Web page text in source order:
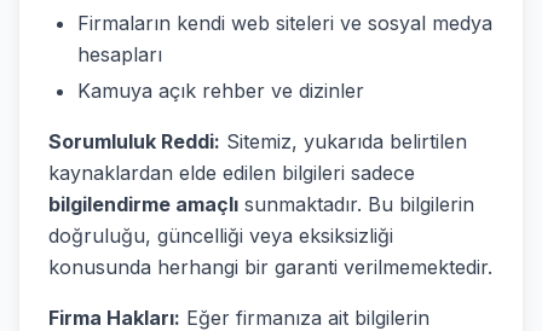
Firmaların kendi web siteleri ve sosyal medya
hesapları
Kamuya açık rehber ve dizinler
Sorumluluk Reddi: Sitemiz, yukarıda belirtilen
kaynaklardan elde edilen bilgileri sadece
bilgilendirme amaçlı sunmaktadır. Bu bilgilerin
doğruluğu, güncelliği veya eksiksizliği
konusunda herhangi bir garanti verilmemektedir.
Firma Hakları: Eğer firmanıza ait bilgilerin